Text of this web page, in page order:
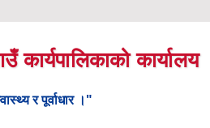
कार्यपालिकाको कार्यालय
र पूर्वाधार ।"